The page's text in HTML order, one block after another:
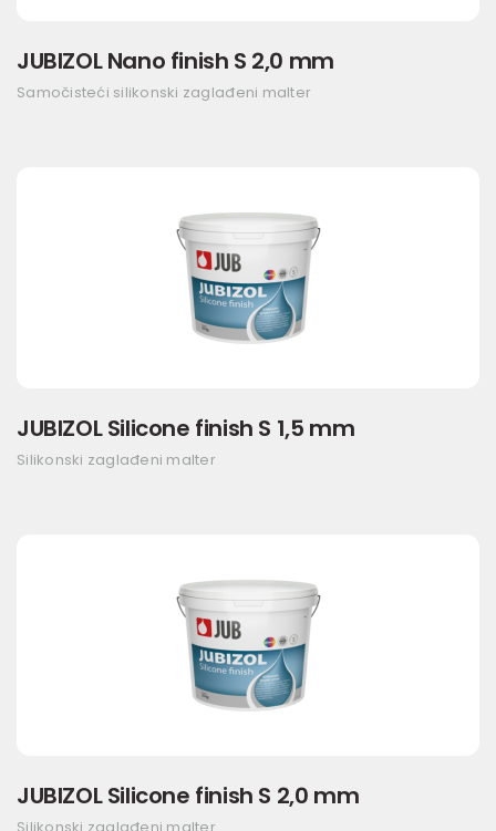
JUBIZOL Nano finish S 2,0 mm
Samočisteći silikonski zaglađeni malter
JUBIZOL Silicone finish S 1,5 mm
Silikonski zaglađeni malter
JUBIZOL Silicone finish S 2,0 mm